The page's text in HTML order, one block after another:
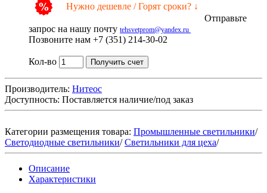
Нужно дешевле / Горят сроки? ↓
Отправьте
запрос на нашу почту tehsvetprom@yandex.ru
Позвоните нам +7 (351) 214-30-02
Кол-во Получить счет
Производитель: Нитеос
Доступность: Поставляется наличие/под заказ
Категории размещения товара: Промышленные светильники/
Светодиодные светильники/Светильники для цеха/
Описание
Характеристики